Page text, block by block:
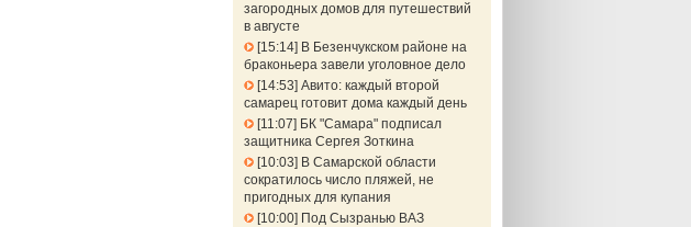
загородных домов для путешествий
в августе
15:14 В Безенчукском районе на
браконьера завели уголовное дело
14:53 Авито: каждый второй
самарец готовит дома каждый день
11:07
БК "Самара" подписал
защитника Сергея Зоткина
10:03
В Самарской области
сократилось число пляжей, не
пригодных для купания
10:00 Под Сызранью ВАЗ